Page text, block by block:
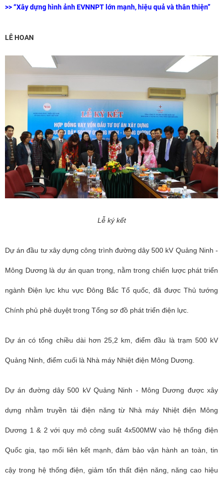
>>“Xây dựng hình ảnh EVNNPT lớn mạnh, hiệu quả và thân thiện”
LÊ HOAN
Lễ ký kết
Dự án đầu tư xây dựng công trình đường dây 500 kV Quảng Ninh -
Mông Dương là dự án quan trọng, nằm trong chiến lược phát triển
ngành Điện lực khu vực Đông Bắc Tổ quốc, đã được Thủ tướng
Chính phủ phê duyệt trong Tổng sơ đồ phát triển điện lực.
Dự án có tổng chiều dài hơn 25,2 km, điểm đầu là trạm 500 kV
Quảng Ninh, điểm cuối là Nhà máy Nhiệt điện Mông Dương.
Dự án đường dây 500 kV Quảng Ninh - Mông Dương được xây
dựng nhằm truyền tải điện năng từ Nhà máy Nhiệt điện Mông
Dương 1 & 2 với quy mô công suất 4x500MW vào hệ thống điện
Quốc gia, tạo mối liên kết mạnh, đảm bảo vận hành an toàn, tin
cậy trong hệ thống điện, giảm tổn thất điện năng, năng cao hiệu